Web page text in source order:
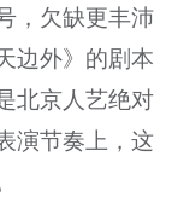
，欠缺更丰沛
边外》的剧本
北京人艺绝对
演节奏上，这